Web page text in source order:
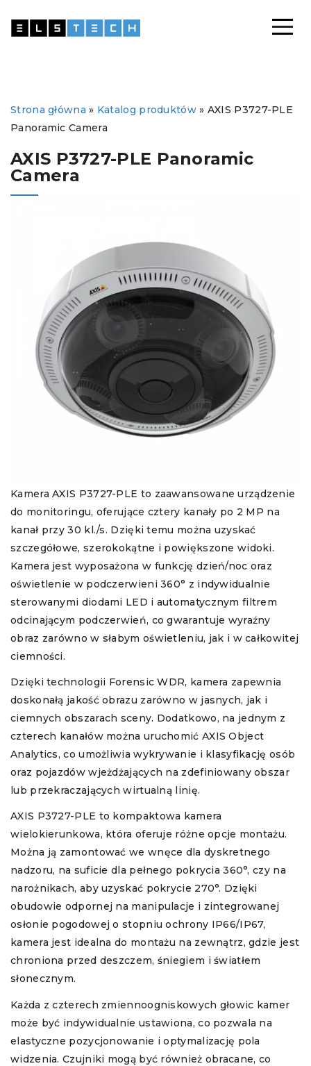
Strona główna » Katalog produktów» AXIS P3727-PLE
Panoramic Camera
AXIS P3727-PLE Panoramic
Camera
Kamera AXIS P3727-PLE to zaawansowane urządzenie
do monitoringu, oferujące cztery kanały po 2 MP na
kanał przy 30 kl./s. Dzięki temu można uzyskać
szczegółowe, szerokokątne i powiększone widoki.
Kamera jest wyposażona w funkcję dzień/noc oraz
oświetlenie w podczerwieni 360° z indywidualnie
sterowanymi diodami LED i automatycznym filtrem
odcinającym podczerwień, co gwarantuje wyraźny
obraz zarówno w słabym oświetleniu, jak i w całkowitej
ciemności.
Dzięki technologii Forensic WDR, kamera zapewnia
doskonałą jakość obrazu zarówno w jasnych, jak i
ciemnych obszarach sceny. Dodatkowo, na jednym z
czterech kanałów można uruchomić AXIS Object
Analytics, co umożliwia wykrywanie i klasyfikację osób
oraz pojazdów wjeżdżających na zdefiniowany obszar
lub przekraczających wirtualną linię.
AXIS P3727-PLE to kompaktowa kamera
wielokierunkowa, która oferuje różne opcje montażu.
Można ją zamontować we wnęce dla dyskretnego
nadzoru, na suficie dla pełnego pokrycia 360°, czy na
narożnikach, aby uzyskać pokrycie 270°. Dzięki
obudowie odpornej na manipulacje i zintegrowanej
osłonie pogodowej o stopniu ochrony IP66/IP67,
kamera jest idealna do montażu na zewnątrz, gdzie jest
chroniona przed deszczem, śniegiem i światłem
słonecznym.
Każda z czterech zmiennoogniskowych głowic kamer
może być indywidualnie ustawiona, co pozwala na
elastyczne pozycjonowanie i optymalizację pola
widzenia. Czujniki mogą być również obracane, co